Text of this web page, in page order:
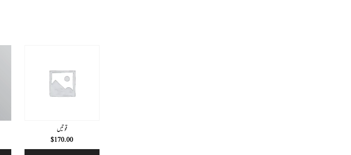
قوتیں
$170.00